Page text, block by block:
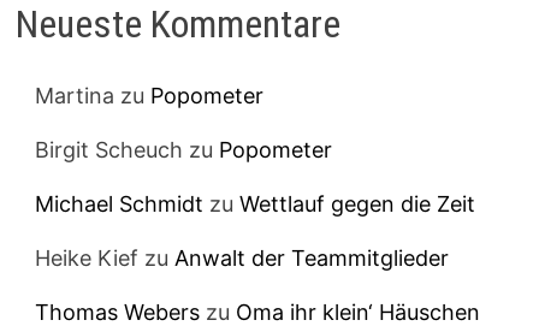
Neueste Kommentare
Martina zu Popometer
Birgit Scheuch zu Popometer
Michael Schmidt zuWettlauf gegen die Zeit
Heike Kief zu Anwalt der Teammitglieder
Thomas Webers zu Oma ihr klein‘ Häuschen